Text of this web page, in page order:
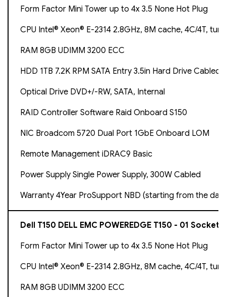
Form Factor Mini Tower up to 4x 3.5 None Hot Plug
CPU Intel® Xeon® E-2314 2.8GHz, 8M cache, 4C/4T,
RAM 8GB UDIMM 3200 ECC
HDD 1TB 7.2K RPM SATA Entry 3.5in Hard Drive Cabled
Optical Drive DVD+/-RW, SATA, Internal
RAID Controller Software Raid Onboard S150
NIC Broadcom 5720 Dual Port 1GbE Onboard LOM
Remote Management iDRAC9 Basic
Power Supply Single Power Supply, 300W Cabled
Warranty 4Year ProSupport NBD (starting from the
Dell T150 DELL EMC POWEREDGE T150 - 01 Socket
Form Factor Mini Tower up to 4x 3.5 None Hot Plug
CPU Intel® Xeon® E-2314 2.8GHz, 8M cache, 4C/4T,
RAM 8GB UDIMM 3200 ECC